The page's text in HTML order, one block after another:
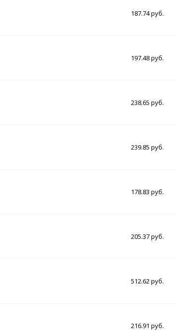
187.74 руб.
197.48 руб.
238.65 руб.
239.85 руб.
178.83 руб.
205.37 руб.
512.62 руб.
216.91 руб.